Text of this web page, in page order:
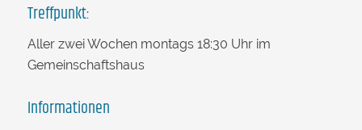
Treffpunkt:
Aller zwei Wochen montags 18:30 Uhr im
Gemeinschaftshaus
Informationen